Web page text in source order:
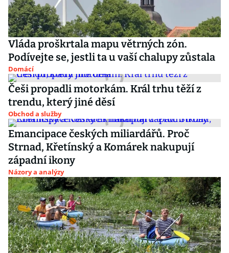
Vláda proškrtala mapu větrných zón.
Podívejte se, jestli ta u vaší chalupy zůstala
Domácí
Češi propadli motorkám. Král trhu těží z
trendu, který jiné děsí
Obchod a služby
Emancipace českých miliardářů. Proč
Strnad, Křetínský a Komárek nakupují
západní ikony
Názory a analýzy